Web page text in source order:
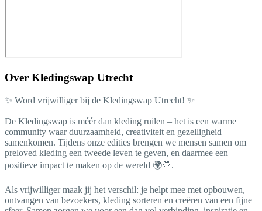
Over Kledingswap Utrecht
✨ Word vrijwilliger bij de Kledingswap Utrecht! ✨
De Kledingswap is méér dan kleding ruilen – het is een warme
community waar duurzaamheid, creativiteit en gezelligheid
samenkomen. Tijdens onze edities brengen we mensen samen om
preloved kleding een tweede leven te geven, en daarmee een
positieve impact te maken op de wereld 🌍💛.
Als vrijwilliger maak jij het verschil: je helpt mee met opbouwen,
ontvangen van bezoekers, kleding sorteren en creëren van een fijne